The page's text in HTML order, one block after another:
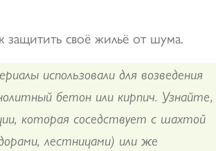
защитить своё жильё от шума.
использовали для возведения
бетон или кирпич. Узнайте,
которая соседствует с шахтой
лестницами) или же